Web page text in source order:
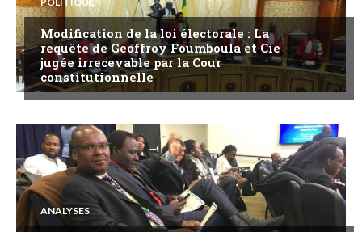
Modification de la loi électorale : La
requête de Geoffroy Foumboula et Cie
jugée irrecevable par la Cour
constitutionnelle
ANALYSES